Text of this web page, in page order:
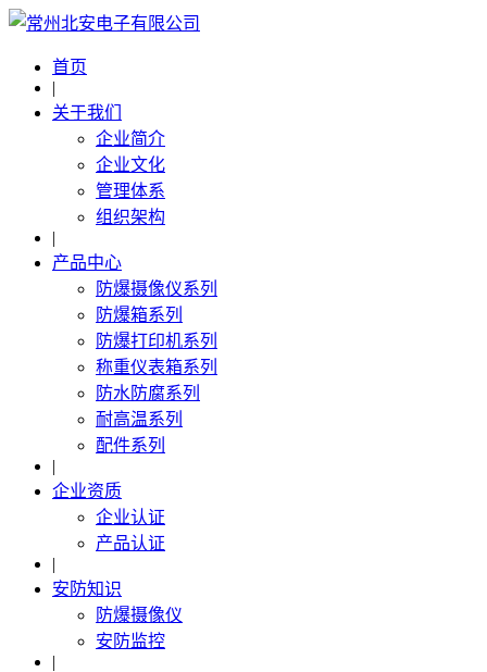
首页
|
关于我们
企业简介
企业文化
管理体系
组织架构
|
产品中心
防爆摄像仪系列
防爆箱系列
防爆打印机系列
称重仪表箱系列
防水防腐系列
耐高温系列
配件系列
|
企业资质
企业认证
产品认证
|
安防知识
防爆摄像仪
安防监控
|